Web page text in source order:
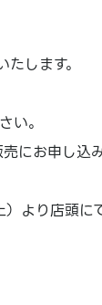
します。
い。
にお申し込
り店頭に